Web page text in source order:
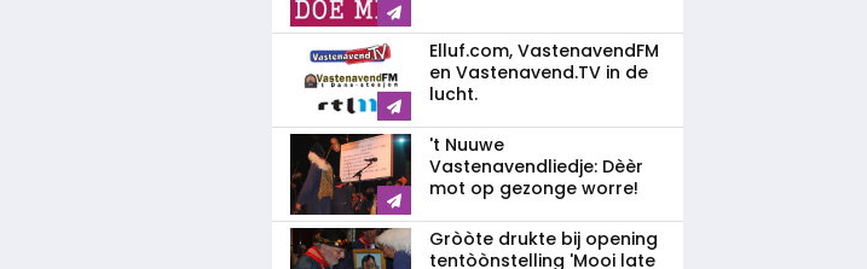
Elluf.com, VastenavendFM
en Vastenavend.TV in de
lucht.
't Nuuwe
Vastenavendliedje: Dèèr
mot op gezonge worre!
Gròòte drukte bij opening
tentòònstelling 'Mooi late